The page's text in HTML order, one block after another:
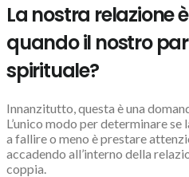
La nostra relazione
quando il nostro
spirituale?
Innanzitutto, questa è una
L’unico modo per determinare
a fallire o meno è prestare
accadendo all’interno della
coppia.